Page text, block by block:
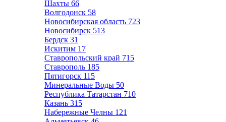
Шахты 66
Волгодонск 58
Новосибирская область 723
Новосибирск 513
Бердск 31
Искитим 17
Ставропольский край 715
Ставрополь 185
Пятигорск 115
Минеральные Воды 50
Республика Татарстан 710
Казань 315
Набережные Челны 121